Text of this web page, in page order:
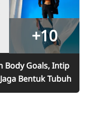
+10
Body Goals, Intip
Bentuk Tubuh